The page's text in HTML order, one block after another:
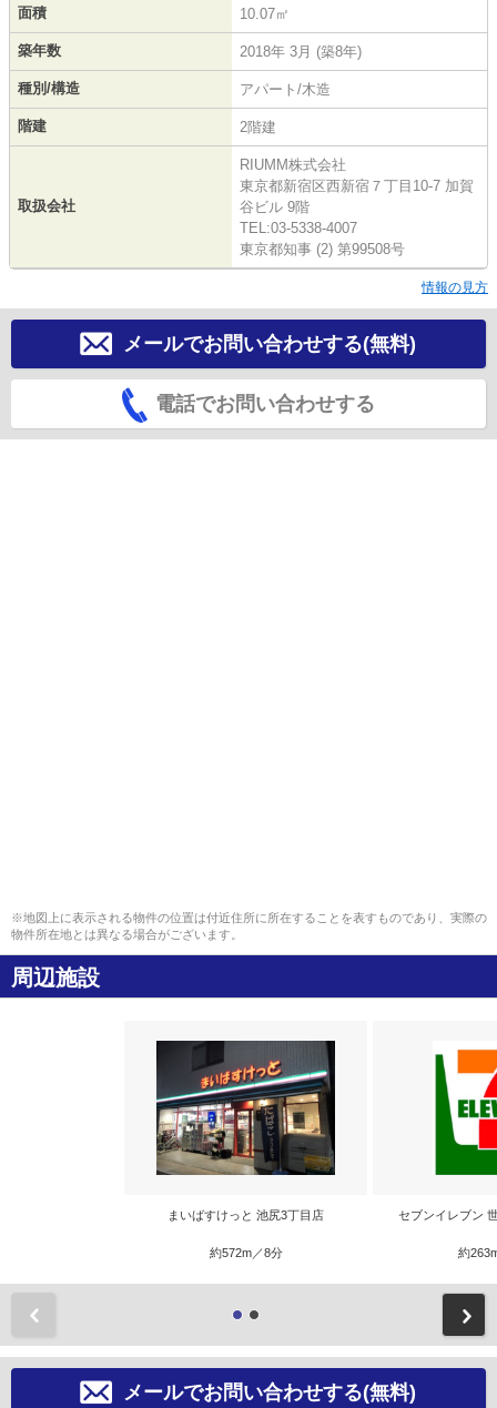
面積 10.07㎡
築年数 2018年 3月 (築8年)
種別/構造 アパート/木造
階建 2階建
取扱会社
RIUMM株式会社
東京都新宿区西新宿７丁目10-7 加賀
谷ビル 9階
TEL:03-5338-4007
東京都知事 (2) 第99508号
情報の見方
メールでお問い合わせする(無料)
電話でお問い合わせする
※地図上に表示される物件の位置は付近住所に所在することを表すものであり、実際の
物件所在地とは異なる場合がございます。
周辺施設
まいばすけっと 池尻3丁目店
約572m／8分
セブンイレブン
約
メールでお問い合わせする(無料)